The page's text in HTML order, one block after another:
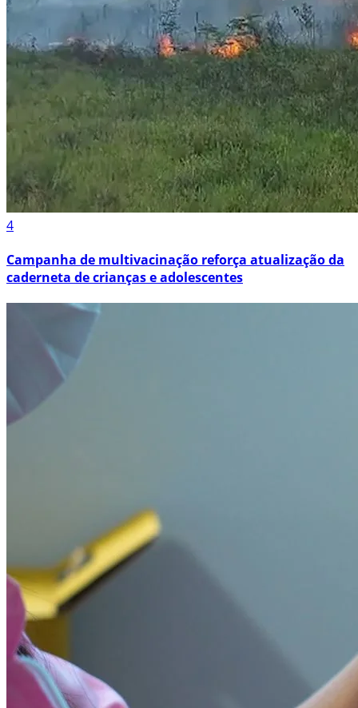
4
Campanha de multivacinação reforça atualização da
caderneta de crianças e adolescentes